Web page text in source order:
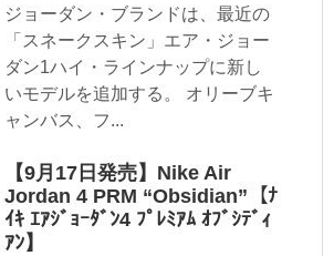
ジョーダン・ブランドは、最近の
「スネークスキン」エア・ジョー
ダン1ハイ・ラインナップに新し
いモデルを追加する。 オリーブキ
ャンバス、フ...
【9月17日発売】Nike Air
Jordan 4 PRM “Obsidian”【ﾅ
ｲｷ ｴｱｼﾞｮｰﾀﾞﾝ4 ﾌﾟﾚﾐｱﾑ ｵﾌﾞｼﾃﾞｨ
ｱﾝ】